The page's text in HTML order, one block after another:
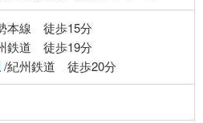
本線 徒歩15分
鉄道 徒歩19分
/紀州鉄道 徒歩20分